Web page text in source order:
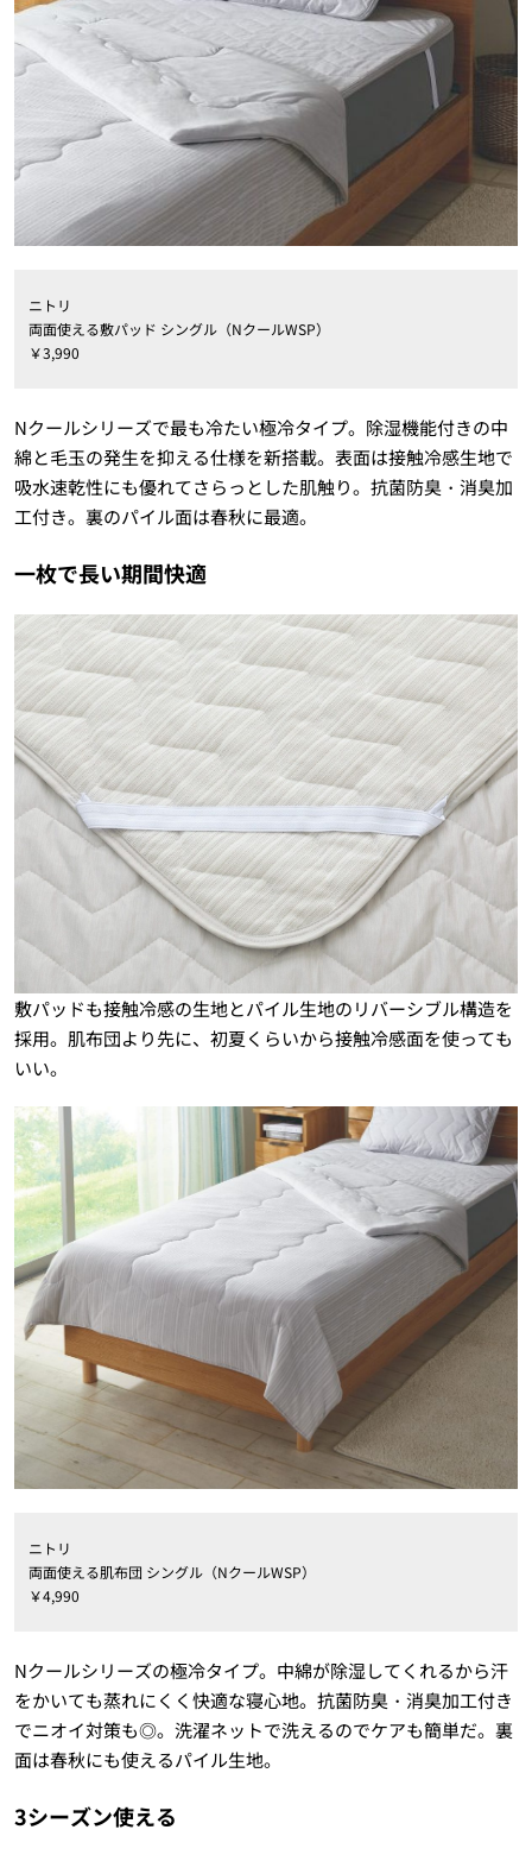
ニトリ
両面使える敷パッド シングル（NクールWSP）
￥3,990
Nクールシリーズで最も冷たい極冷タイプ。除湿機能付きの中
綿と毛玉の発生を抑える仕様を新搭載。表面は接触冷感生地で
吸水速乾性にも優れてさらっとした肌触り。抗菌防臭・消臭加
工付き。裏のパイル面は春秋に最適。
一枚で長い期間快適
敷パッドも接触冷感の生地とパイル生地のリバーシブル構造を
採用。肌布団より先に、初夏くらいから接触冷感面を使っても
いい。
ニトリ
両面使える肌布団 シングル（NクールWSP）
￥4,990
Nクールシリーズの極冷タイプ。中綿が除湿してくれるから汗
をかいても蒸れにくく快適な寝心地。抗菌防臭・消臭加工付き
でニオイ対策も◎。洗濯ネットで洗えるのでケアも簡単だ。裏
面は春秋にも使えるパイル生地。
3シーズン使える